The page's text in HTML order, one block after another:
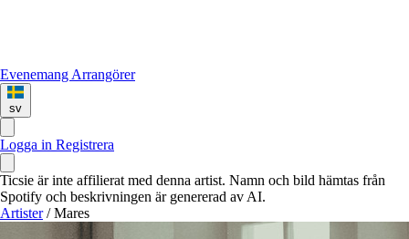
Evenemang Arrangörer
sv
Logga in Registrera
Ticsie är inte affilierat med denna artist. Namn och bild hämtas från
Spotify och beskrivningen är genererad av AI.
Artister / Mares